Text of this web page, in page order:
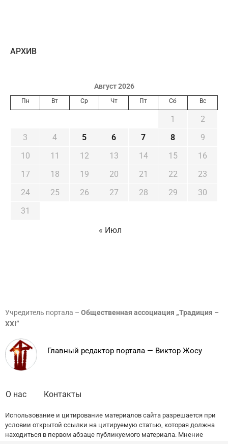
AРХИВ
Август 2026
Пн Вт Ср Чт Пт Сб Вс
1
2
3
4 5 6 7 8
9
10
11 12 13 14 15
16
17
18 19 20 21 22
23
24
25 26 27 28 29
30
31
« Июл
Учредитель портала – Общественная ассоциация „Традиция –
XXI”
Главный редактор портала — Виктор Жосу
О нас Контакты
Использование и цитирование материалов сайта разрешается при
условии открытой ссылки на цитируемую статью, которая должна
находиться в первом абзаце публикуемого материала. Мнение